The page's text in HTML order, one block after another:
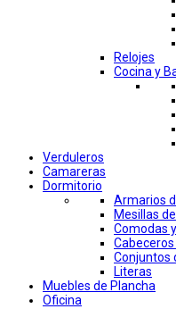
Relojes
Cocina y
Verduleros
Camareras
Dormitorio
Armarios
Mesillas
Comodas
Conjuntos
Literas
Muebles de Plancha
Oficina